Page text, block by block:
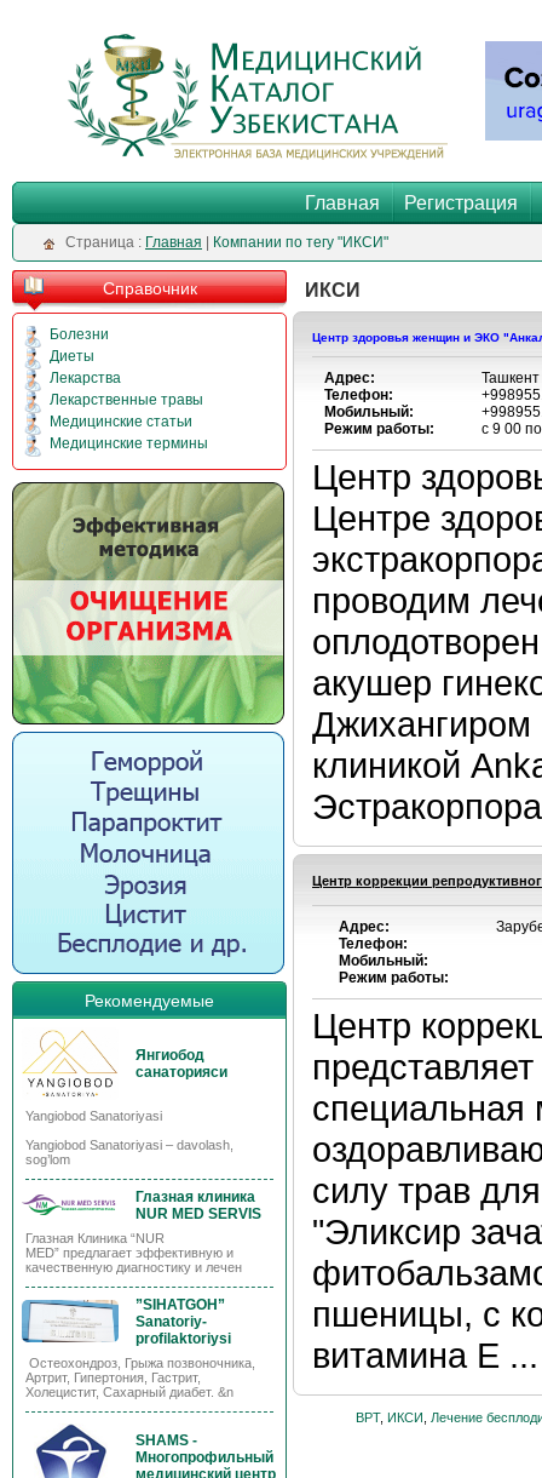
Главная Регистрация
Cтраница : Главная Компании по тегу "ИКСИ"
Справочник
Болезни
Диеты
Лекарства
Лекарственные травы
Медицинские статьи
Медицинские термины
Рекомендуемые
Янгиобод
санаторияси
Yangiobod Sanatoriyasi
Yangiobod Sanatoriyasi – davolash,
sog’lom
Глазная клиника
NUR MED SERVIS
Глазная Клиника “NUR
MED” предлагает эффективную и
качественную диагностику и лечен
”SIHATGOH”
Sanatoriy-
profilaktoriysi
Остеохондроз, Грыжа позвоночника,
Артрит, Гипертония, Гастрит,
Холецистит, Сахарный диабет. &n
SHAMS -
Многопрофильный
медицинский центр
ИКСИ
Центр здоровья женщин и ЭКО
Адрес:
Телефон:
Мобильный:
Режим работы:
с 9 00
Центр
Центре
проводим
акушер
клиникой
Центр коррекции
Адрес:
Телефон:
Мобильный:
Режим работы:
Центр
специальная
силу трав
"Эликсир
пшеницы, с
витамина Е ...
ВРТ, ИКСИ Лечение